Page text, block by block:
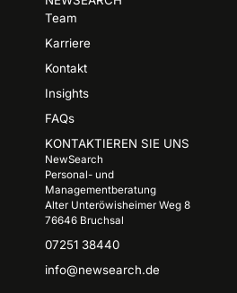
Team
Karriere
Kontakt
Insights
FAQs
KONTAKTIEREN SIE UNS
NewSearch
Personal- und
Managementberatung
Alter Unteröwisheimer Weg 8
76646 Bruchsal
07251 38440
info@newsearch.de